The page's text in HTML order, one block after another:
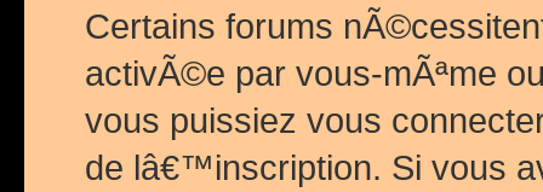
Certains forums
activÃ©e par vous-mÃªme
vous puissiez vous
de lâ€™inscription. Si vous